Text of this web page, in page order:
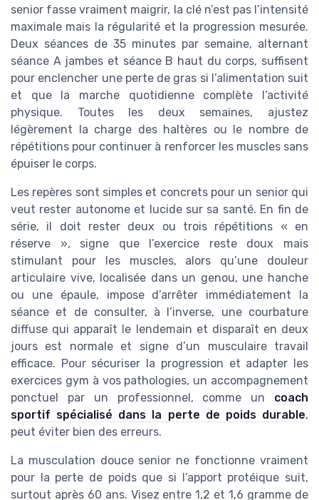
senior fasse vraiment maigrir, la clé n’est pas l’intensité
maximale mais la régularité et la progression mesurée.
Deux séances de 35 minutes par semaine, alternant
séance A jambes et séance B haut du corps, suffisent
pour enclencher une perte de gras si l’alimentation suit
et que la marche quotidienne complète l’activité
physique. Toutes les deux semaines, ajustez
légèrement la charge des haltères ou le nombre de
répétitions pour continuer à renforcer les muscles sans
épuiser le corps.
Les repères sont simples et concrets pour un senior qui
veut rester autonome et lucide sur sa santé. En fin de
série, il doit rester deux ou trois répétitions « en
réserve », signe que l’exercice reste doux mais
stimulant pour les muscles, alors qu’une douleur
articulaire vive, localisée dans un genou, une hanche
ou une épaule, impose d’arrêter immédiatement la
séance et de consulter, à l’inverse, une courbature
diffuse qui apparaît le lendemain et disparaît en deux
jours est normale et signe d’un musculaire travail
efficace. Pour sécuriser la progression et adapter les
exercices gym à vos pathologies, un accompagnement
ponctuel par un professionnel, comme un coach
sportif spécialisé dans la perte de poids durable,
peut éviter bien des erreurs.
La musculation douce senior ne fonctionne vraiment
pour la perte de poids que si l’apport protéique suit,
surtout après 60 ans. Visez entre 1,2 et 1,6 gramme de